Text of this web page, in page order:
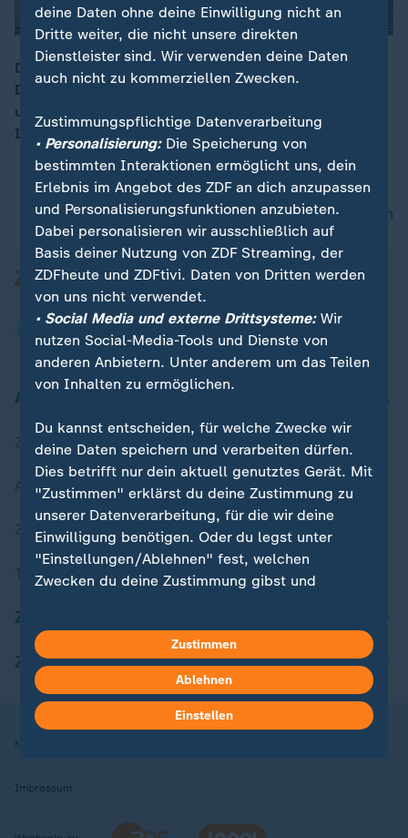
Der Erreger Haemophilus influenzae Typ b gilt in
Deutschland als fast ausgerottet. Unter Obdachlosen
und Drogenabhängigen in Hamburg grassiert die
Infektion. Kostenlose Impfungen sollen helfen.
nach oben
Zuletzt veröffentlicht
Aktuelle Sendungs-Videos
ZDFheute Stories
Themen im Überblick
ZDFheute Apps
Nutzungsbedingungen
Impressum
deine Daten ohne deine Einwilligung nicht an
Dritte weiter, die nicht unsere direkten
Dienstleister sind. Wir verwenden deine Daten
auch nicht zu kommerziellen Zwecken.
Zustimmungspflichtige Datenverarbeitung
• Personalisierung:Die Speicherung von
bestimmten Interaktionen ermöglicht uns, dein
Erlebnis im Angebot des ZDF an dich anzupassen
und Personalisierungsfunktionen anzubieten.
Dabei personalisieren wir ausschließlich auf
Basis deiner Nutzung von ZDF Streaming, der
ZDFheute und ZDFtivi. Daten von Dritten werden
von uns nicht verwendet.
• Social Media und externe Drittsysteme:Wir
nutzen Social-Media-Tools und Dienste von
anderen Anbietern. Unter anderem um das Teilen
von Inhalten zu ermöglichen.
Du kannst entscheiden, für welche Zwecke wir
deine Daten speichern und verarbeiten dürfen.
Dies betrifft nur dein aktuell genutztes Gerät. Mit
"Zustimmen" erklärst du deine Zustimmung zu
unserer Datenverarbeitung, für die wir deine
Einwilligung benötigen. Oder du legst unter
"Einstellungen/Ablehnen" fest, welchen
Zwecken du deine Zustimmung gibst und
in deinen Einstellungen widerrufen oder ändern.
Hier findest du das Impressum.
Weitere Informationen findest du in unserer
Datenschutzerklärung.
Zustimmen
Ablehnen
Einstellen